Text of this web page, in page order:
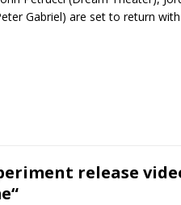
Gabriel) are set to return
release